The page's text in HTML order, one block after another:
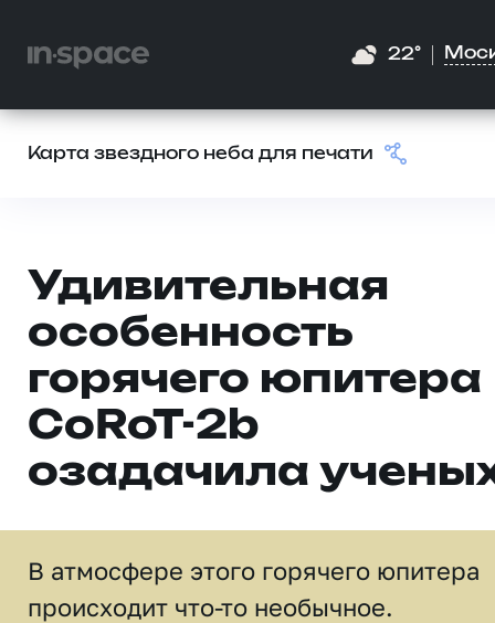
22°
Карта звездного неба для печати
Удивительная
особенность
горячего юпитера
CoRoT-2b
озадачила
В атмосфере этого горячего юпитера
происходит что-то необычное.